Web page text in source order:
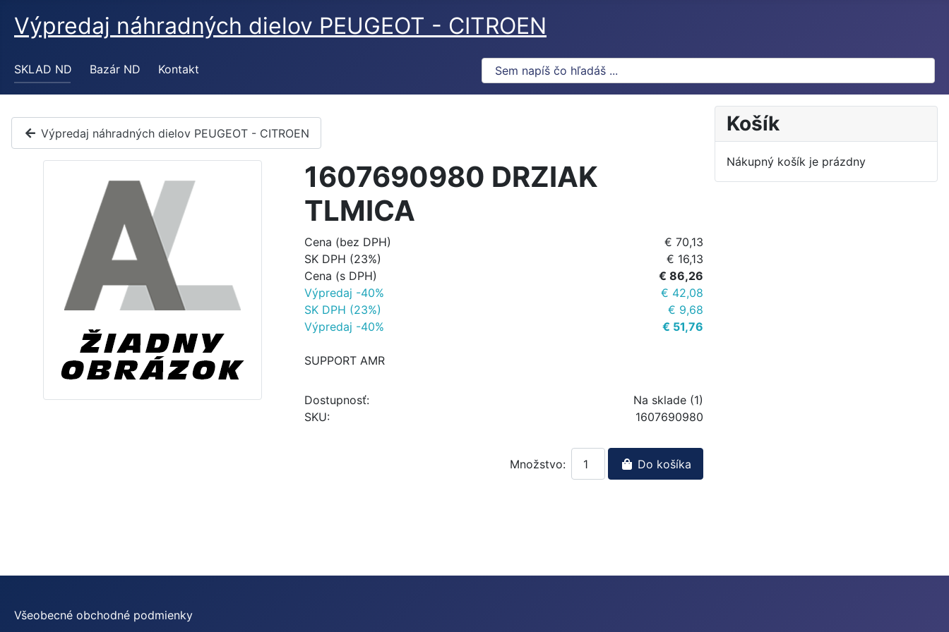
Výpredaj náhradných dielov PEUGEOT - CITROEN
SKLAD ND Bazár ND Kontakt
Výpredaj náhradných dielov PEUGEOT - CITROEN
1607690980 DRZIAK
TLMICA
Cena (bez DPH)
€ 70,13
SK DPH (23%)
€ 16,13
Cena (s DPH)
€ 86,26
Výpredaj -40%
€ 42,08
SK DPH (23%)
€ 9,68
Výpredaj -40%
€ 51,76
SUPPORT AMR
Dostupnosť:
Na sklade (1)
SKU:
1607690980
Množstvo: Do košíka
Košík
Nákupný košík je prázdny
Všeobecné obchodné podmienky